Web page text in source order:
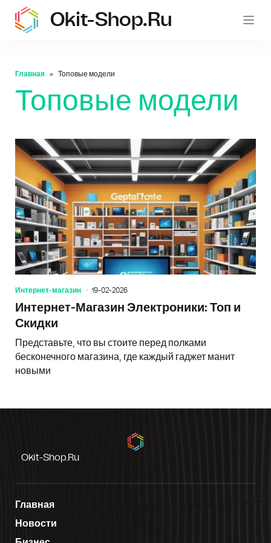
Okit-Shop.ru
Главная Топовые модели
Топовые модели
Интернет-магазин 19-02-2026
Интернет-Магазин Электроники: Топ и
Скидки
Представьте, что вы стоите перед полками
бесконечного магазина, где каждый гаджет манит
новыми
Okit-Shop.ru
Главная
Новости